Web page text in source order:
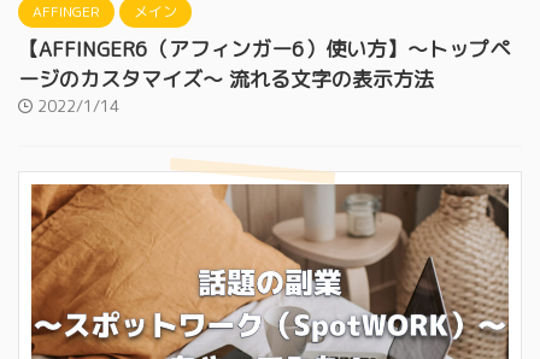
AFFINGER メイン
【AFFINGER6（アフィンガー6）使い方】〜トップペ
ージのカスタマイズ〜 流れる文字の表示方法
2022/1/14